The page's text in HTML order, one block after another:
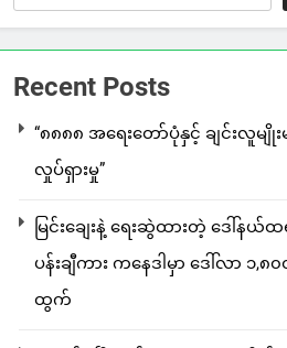
Recent Posts
“၈၈၈၈ အရေးတော်ပုံနှင့် ချင်းလူမျိုးမ
လှုပ်ရှားမှု”
မြင်းချေးနဲ့ ရေးဆွဲထားတဲ့ ဒေါ်နယ်
ပန်းချီကား ကနေဒါမှာ ဒေါ်လာ ၁,၈၀
ထွက်